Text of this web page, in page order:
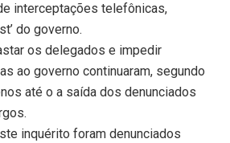
interceptações telefônicas,
do governo.
os delegados e impedir
ao governo continuaram, segundo
até o a saída dos denunciados
inquérito foram denunciados